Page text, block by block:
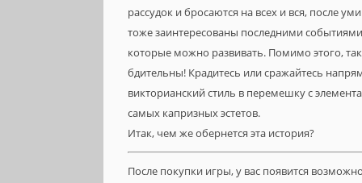
рассудок и бросаются на всех и вся, после
тоже заинтересованы последними
которые можно развивать. Помимо этого,
бдительны! Крадитесь или сражайтесь
викторианский стиль в перемешку с
самых капризных эстетов.
Итак, чем же обернется эта история?
После покупки игры, у вас появится